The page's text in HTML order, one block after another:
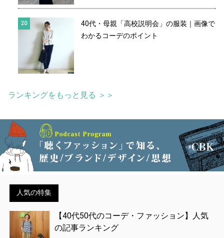
40代・母親「高校説明会」の服装｜画像で
わかるコーデのポイント
ランキングをもっと見る ＞＞
人気の特集
【40代50代のコーデ・ファッション】人気
の記事ランキング